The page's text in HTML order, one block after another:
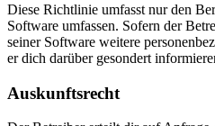
Diese Richtlinie umfasst nur den
Software umfassen. Sofern der
seiner Software weitere
er dich darüber gesondert
Auskunftsrecht